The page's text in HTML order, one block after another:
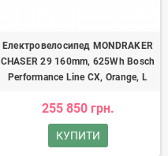
Електровелосипед MONDRAKER
CHASER 29 160mm, 625Wh Bosch
Performance Line CX, Orange, L
255 850 грн.
КУПИТИ